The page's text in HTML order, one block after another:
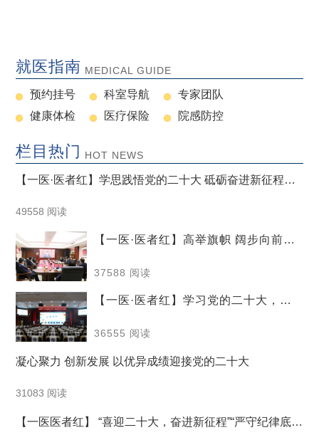
就医指南 MEDICAL GUIDE
预约挂号 科室导航
专家团队
健康体检
医疗保险 院感防控
栏目热门 HOT NEWS
【一医·医者红】学思践悟党的二十大 砥砺奋进新征程
49558 阅读
【一医·医者红】高举旗帜 阔步向前 |
十大开幕
37588 阅读
【一医·医者红】学习党的二十大，巾
教育大讲堂在市一医院举行
36555 阅读
凝心聚力 创新发展 以优异成绩迎接党的二十大
31083 阅读
【一医医者红】 “喜迎二十大，奋进新征程”“严守纪律底